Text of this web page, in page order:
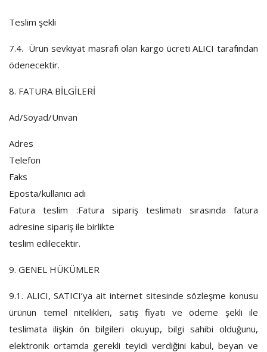
Teslim şekli
7.4. Ürün sevkiyat masrafı olan kargo ücreti ALICI tarafından
ödenecektir.
8. FATURA BİLGİLERİ
Ad/Soyad/Unvan
Adres
Telefon
Faks
Eposta/kullanıcı adı
Fatura teslim :Fatura sipariş teslimatı sırasında fatura
adresine sipariş ile birlikte
teslim edilecektir.
9. GENEL HÜKÜMLER
9.1. ALICI, SATICI’ya ait internet sitesinde sözleşme konusu
ürünün temel nitelikleri, satış fiyatı ve ödeme şekli ile
teslimata ilişkin ön bilgileri okuyup, bilgi sahibi olduğunu,
elektronik ortamda gerekli teyidi verdiğini kabul, beyan ve